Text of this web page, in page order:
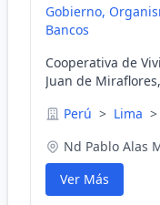
Gobierno,
Bancos
Cooperativa de
Juan de
Perú > Lima >
Nd Pablo Alas
Ver Más